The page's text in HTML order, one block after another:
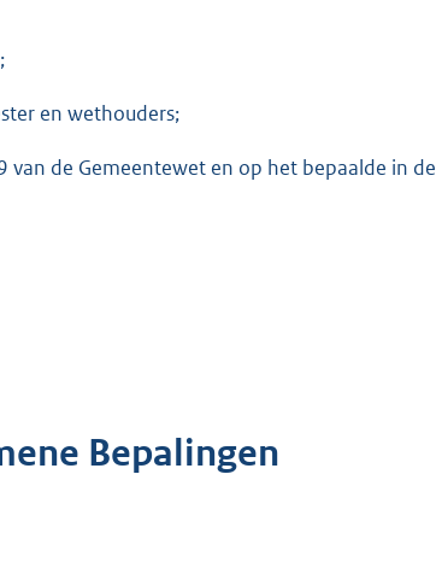
en wethouders;
de Gemeentewet en op het bepaalde in
Bepalingen